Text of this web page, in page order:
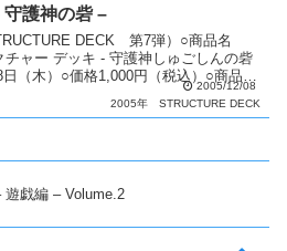
護神の砦 –
DECK 第7弾）○商品名
ャー デッキ - 守護神しゅごしんの砦
（木）○価格1,000円（税込）○商品内
2005/12/08
2005年
STRUCTURE DECK
遊戯編 – Volume.2